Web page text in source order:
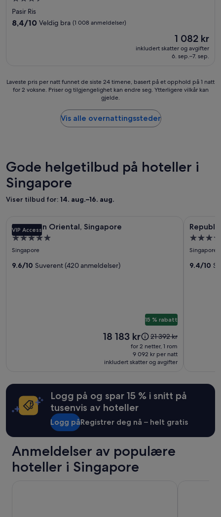
med
3.5
stjerner
Pasir Ris
8.4
8,4/10 Veldig bra (1 008 anmeldelser)
Prisen
1 082 kr
1 082 kr
inkludert skatter og avgifter
6. sep.–7. sep.
Laveste
pris
basert
på
et
opphold
på
for
voksne.
Priser
tilgjengelighet
Laveste pris per natt funnet de siste 24 timene, basert på et opphold på 1 natt
for 2 voksne. Priser og tilgjengelighet kan endre seg. Ytterligere vilkår kan
gjelde.
Vis alle overnattingssteder
Gode helgetilbud på hoteller i
Singapore
Viser tilbud for: 14. aug.–16. aug.
for
Mandarin
Oriental,
Singapore
VIP Access
Mandarin Oriental, Singapore
Overnattingssted
med
stjerner
Singapore
9.6/10 Suverent (420 anmeldelser)
15 % rabatt
Prisen
18 183 kr
Prisen
var
21 392 kr.
Se
standardpris.
21 392 kr
for 2 netter, 1 rom
9 092 kr per natt
inkludert skatter og avgifter
for
Republic
of
med
stjerner
Singapore
9.4/10
Logg på og spar 15 % i snitt på
tusenvis av hoteller
Logg påRegistrer deg nå – helt gratis
Anmeldelser av populære
hoteller i Singapore